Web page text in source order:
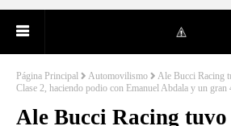
Página Principal Automovilismo
Ale Bucci Racing
Clase 2, haciendo podio con Emanuel Abdala y un gran
Ale Bucci Racing